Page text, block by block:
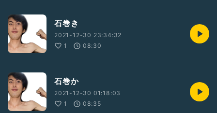
石巻き
2021-12-30 23:34:32
1
08:30
石巻か
2021-12-30 01:18:03
1
08:35